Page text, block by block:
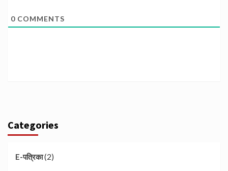
0 COMMENTS
Categories
E-पत्रिका(2)